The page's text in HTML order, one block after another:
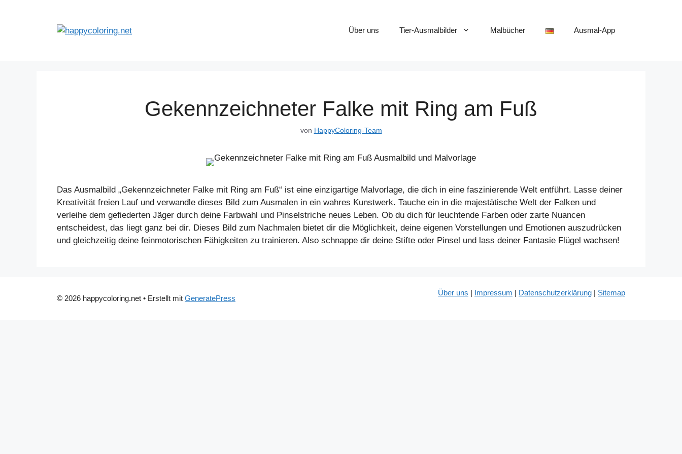
Über uns Tier-Ausmalbilder Malbücher Ausmal-App
Gekennzeichneter Falke mit Ring am Fuß
von HappyColoring-Team
Das Ausmalbild „Gekennzeichneter Falke mit Ring am Fuß“ ist eine einzigartige Malvorlage, die dich in eine faszinierende Welt entführt. Lasse deiner
Kreativität freien Lauf und verwandle dieses Bild zum Ausmalen in ein wahres Kunstwerk. Tauche ein in die majestätische Welt der Falken und
verleihe dem gefiederten Jäger durch deine Farbwahl und Pinselstriche neues Leben. Ob du dich für leuchtende Farben oder zarte Nuancen
entscheidest, das liegt ganz bei dir. Dieses Bild zum Nachmalen bietet dir die Möglichkeit, deine eigenen Vorstellungen und Emotionen auszudrücken
und gleichzeitig deine feinmotorischen Fähigkeiten zu trainieren. Also schnappe dir deine Stifte oder Pinsel und lass deiner Fantasie Flügel wachsen!
Über uns | Impressum | Datenschutzerklärung | Sitemap
© 2026 happycoloring.net • Erstellt mit GeneratePress